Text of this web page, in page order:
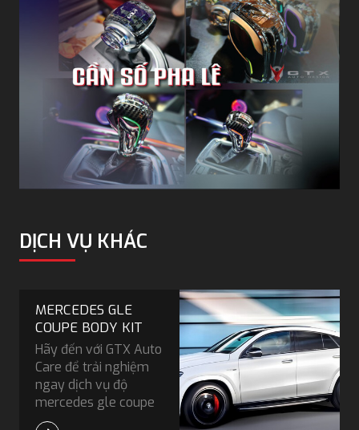
DỊCH VỤ KHÁC
MERCEDES CLA 45
AMG BODY KIT
Độ Mercedes CLA
200 Lên Mercedes
CLA 45 AMG Body Kit,
trải nghiệm nâng cấp
xế hộp tại GTX Auto